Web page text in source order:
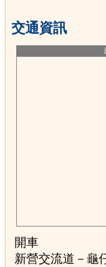
交通資訊
開車
新營交流道－龜